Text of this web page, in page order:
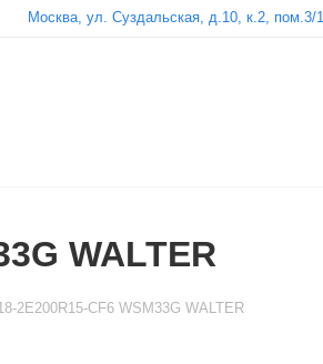
Москва, ул. Суздальская, д.10, к.2, пом.3/1
WALTER
2E200R15-CF6 WSM33G WALTER